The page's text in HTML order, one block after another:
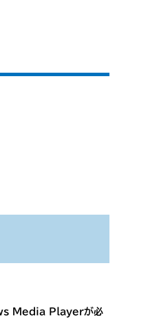
Media Playerが必